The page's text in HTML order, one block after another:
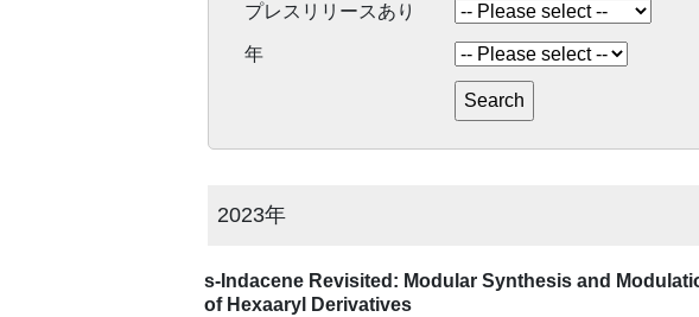
プレスリリースあり
年
2023年
s-Indacene Revisited: Modular Synthesis and
of Hexaaryl Derivatives